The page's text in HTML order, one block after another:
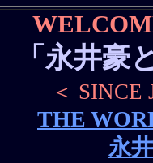
「永井豪
＜ SINCE
THE
永